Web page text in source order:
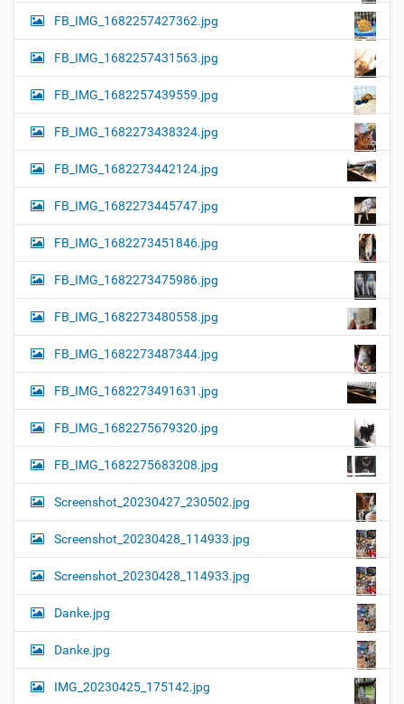
FB_IMG_1682257427362.jpg
FB_IMG_1682257431563.jpg
FB_IMG_1682257439559.jpg
FB_IMG_1682273438324.jpg
FB_IMG_1682273442124.jpg
FB_IMG_1682273445747.jpg
FB_IMG_1682273451846.jpg
FB_IMG_1682273475986.jpg
FB_IMG_1682273480558.jpg
FB_IMG_1682273487344.jpg
FB_IMG_1682273491631.jpg
FB_IMG_1682275679320.jpg
FB_IMG_1682275683208.jpg
Screenshot_20230427_230502.jpg
Screenshot_20230428_114933.jpg
Screenshot_20230428_114933.jpg
Danke.jpg
Danke.jpg
IMG_20230425_175142.jpg